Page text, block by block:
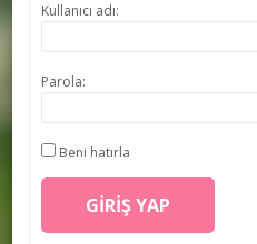
Kullanıcı adı:
Parola:
Beni hatırla
GIRIŞ YAP